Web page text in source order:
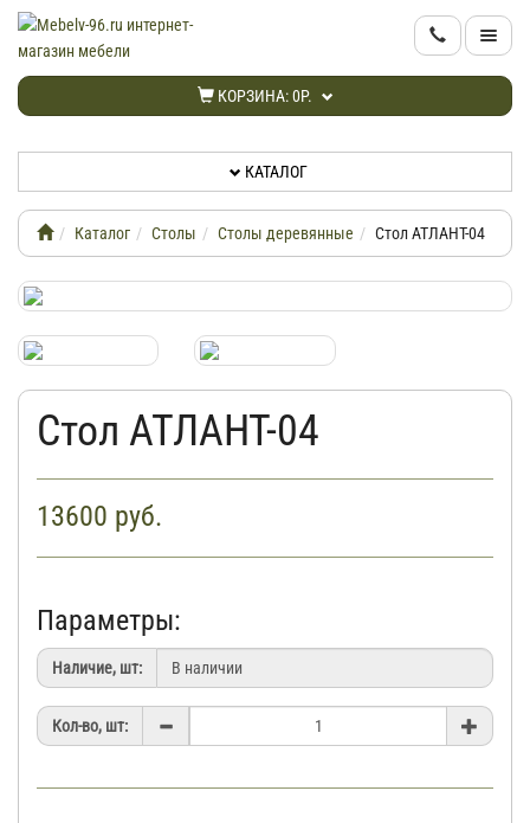
КОРЗИНА:0Р.
КАТАЛОГ
НОВИНКИ
ИНФОРМАЦИЯ
КАБИНЕТ
КАТАЛОГ
Каталог Столы Столы деревянные Стол АТЛАНТ-04
Стол АТЛАНТ-04
13600 руб.
Параметры:
Наличие, шт:
Кол-во, шт: